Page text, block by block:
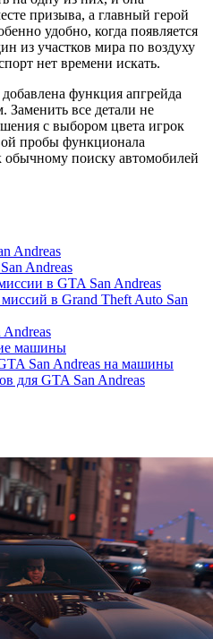
призыва, а главный герой
удобно, когда появляется
из участков мира по воздуху
нет времени искать.
функция апгрейда
Заменить все детали не
с выбором цвета игрок
пробы функционала
поиску автомобилей
Andreas
Andreas
в GTA San Andreas
в Grand Theft Auto San
машины
San Andreas на машины
для GTA San Andreas